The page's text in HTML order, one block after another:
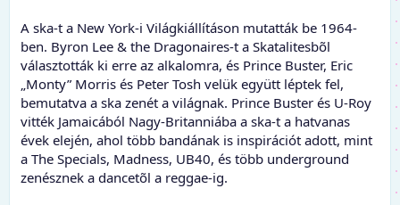
A ska-t a New York-i Világkiállításon mutatták be 1964-
ben. Byron Lee & the Dragonaires-t a Skatalitesbõl
választották ki erre az alkalomra, és Prince Buster, Eric
„Monty” Morris és Peter Tosh velük együtt léptek fel,
bemutatva a ska zenét a világnak. Prince Buster és U-Roy
vitték Jamaicából Nagy-Britanniába a ska-t a hatvanas
évek elején, ahol több bandának is inspirációt adott, mint
a The Specials, Madness, UB40, és több underground
zenésznek a dancetõl a reggae-ig.